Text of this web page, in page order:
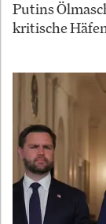
Putins
kritische